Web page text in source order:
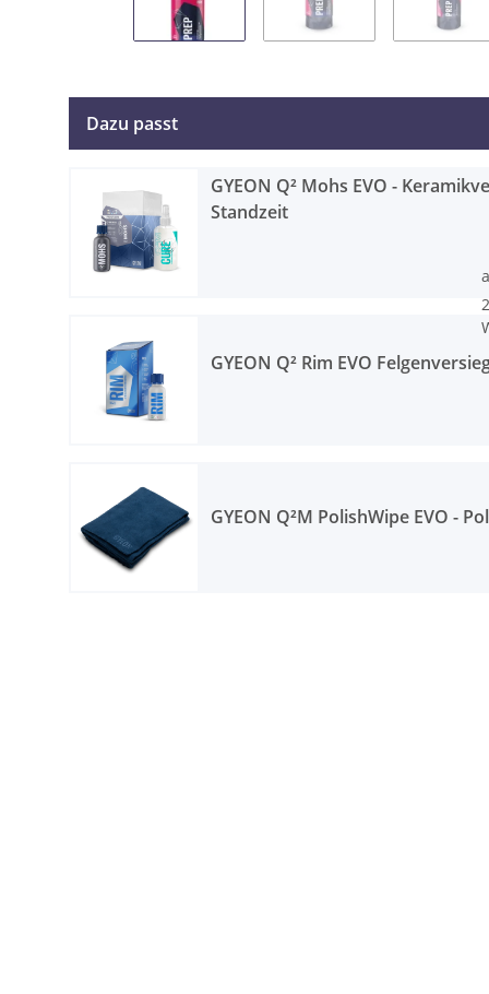
Dazu passt
GYEON Q² Mohs EVO -
Standzeit
GYEON Q² Rim EVO
GYEON Q²M PolishWipe EVO -